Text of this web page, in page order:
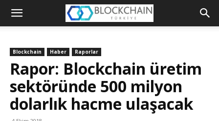
Blockchain
Blockchain Haber Raporlar
Rapor: Blockchain üretim
sektöründe 500 milyon
dolarlık hacme ulaşacak